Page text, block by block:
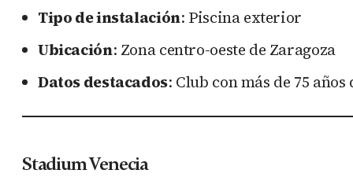
Tipo de instalación: Piscina exterior
Ubicación: Zona centro-oeste de Zaragoza
Datos destacados: Club con más de 75
Stadium Venecia